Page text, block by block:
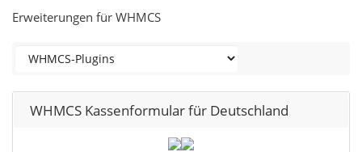
Erweiterungen für WHMCS
WHMCS Kassenformular für Deutschland